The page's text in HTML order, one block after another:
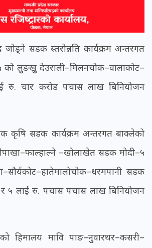
जोड्ने सडक स्तरोन्नति कार्यक्रम अन्तरगत
को लुुङखुु देउराली–मिलनचोक–वालाकोट–
रु. चार करोड पचास लाख बिनियोजन
एक कृषि सडक कार्यक्रम अन्तरगत बाक्लेको
–खोलाखेत सडक मोदी–५
सडक
५ लाई रु. पचास पचास लाख बिनियोजन
हिमालय मावि पाङ–नुुवारथर–कसरी–